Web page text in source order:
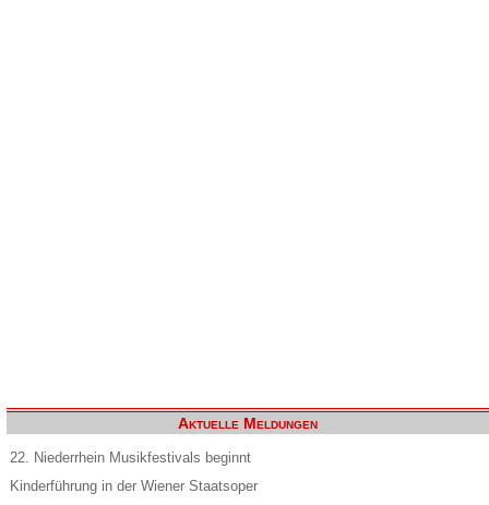
Aktuelle Meldungen
22. Niederrhein Musikfestivals beginnt
Kinderführung in der Wiener Staatsoper